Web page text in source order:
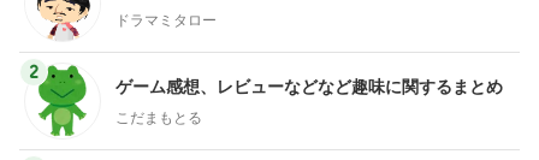
ドラマミタロー
2
ゲーム感想、レビューなどなど趣味に関するまとめ
こだまもとる